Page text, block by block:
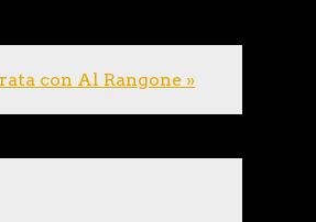
con Al Rangone »